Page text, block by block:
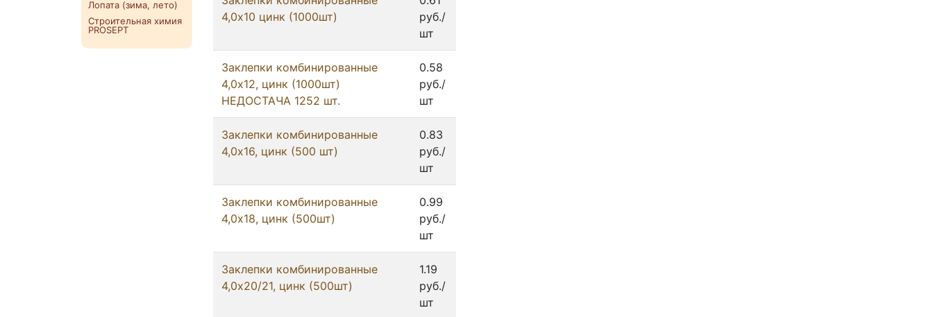
Лопата (зима, лето)
Строительная химия
PROSEPT
4,0х10 цинк (1000шт)
руб./
шт
Заклепки комбинированные
4,0х12, цинк (1000шт)
НЕДОСТАЧА 1252 шт.
0.58
руб./
шт
Заклепки комбинированные
4,0х16, цинк (500 шт)
0.83
руб./
шт
Заклепки комбинированные
4,0х18, цинк (500шт)
0.99
руб./
шт
Заклепки комбинированные
4,0х20/21, цинк (500шт)
1.19
руб./
шт